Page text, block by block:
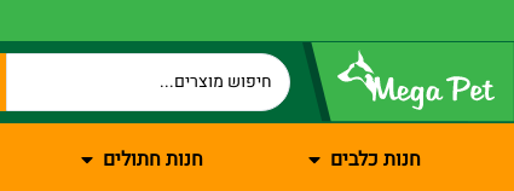
חנות כלבים חנות חתולים